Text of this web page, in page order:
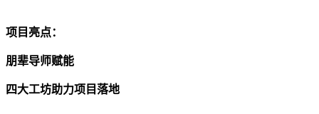
项目亮点：
朋辈导师赋能
四大工坊助力项目落地